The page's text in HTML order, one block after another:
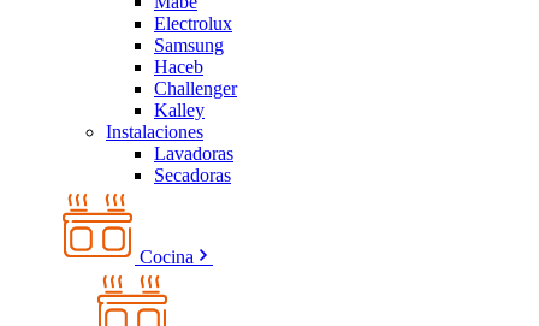
Electrolux
Samsung
Haceb
Challenger
Kalley
Instalaciones
Lavadoras
Secadoras
Cocina